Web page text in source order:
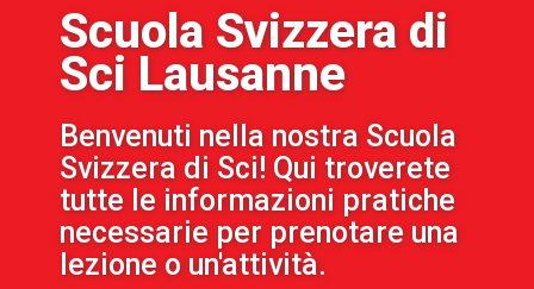
Scuola Svizzera di
Sci Lausanne
Benvenuti nella nostra Scuola
Svizzera di Sci! Qui troverete
tutte le informazioni pratiche
necessarie per prenotare una
lezione o un'attività.